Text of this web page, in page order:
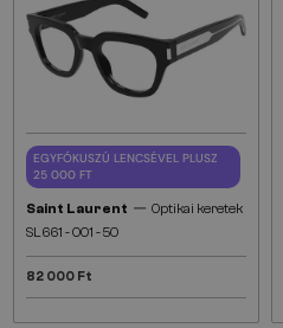
EGYFÓKUSZÚ LENCSÉVEL PLUSZ
25 000 FT
Saint Laurent — Optikai keretek
SL661 - 001 - 50
82 000 Ft